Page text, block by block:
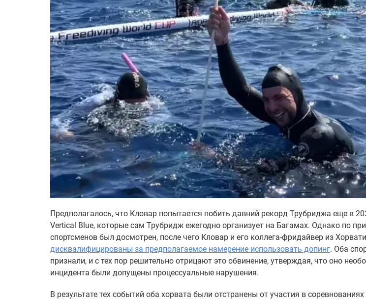
Предполагалось, что Кловар попытается побить давний рекорд Трубриджа еще в
Vertical Blue, которые сам Трубридж ежегодно организует на Багамах. Однако по
спортсменов был досмотрен, после чего Кловар и его коллега-фридайвер из
дисквалифицированы за предполагаемое намерение использовать допинг. Оба
признали, и с тех пор решительно отрицают это обвинение, утверждая, что оно
инцидента были допущены процессуальные нарушения.
В результате тех событий оба хорвата были отстранены от участия в